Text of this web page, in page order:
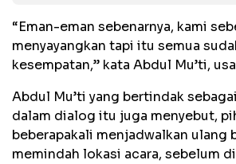
“Eman-eman sebenarnya, kami
menyayangkan tapi itu semua
kesempatan,” kata Abdul Mu’ti,
Abdul Mu’ti yang bertindak
dalam dialog itu juga menyebut,
beberapakali menjadwalkan ulang
memindah lokasi acara, sebelum